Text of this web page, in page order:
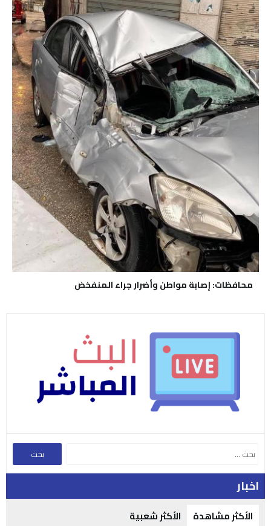
محافظات: إصابة مواطن وأضرار جراء المنفخض
اخبار
الأكثر مشاهدة الأكثر شعبية